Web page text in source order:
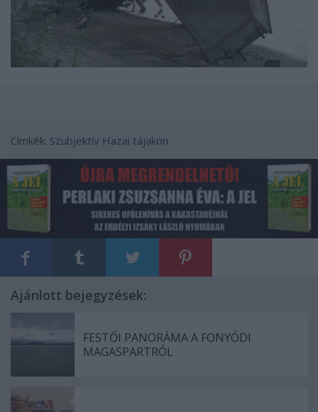
Címkék: Szubjektív Hazai tájakon
Ajánlott bejegyzések:
FESTŐI PANORÁMA A FONYÓDI
MAGASPARTRÓL